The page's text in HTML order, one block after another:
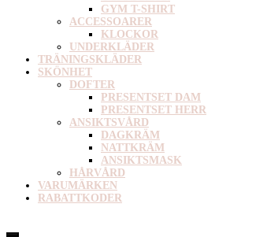
GYM T-SHIRT
ACCESSOARER
KLOCKOR
UNDERKLÄDER
TRÄNINGSKLÄDER
SKÖNHET
DOFTER
PRESENTSET DAM
PRESENTSET HERR
ANSIKTSVÅRD
DAGKRÄM
NATTKRÄM
ANSIKTSMASK
HÅRVÅRD
VARUMÄRKEN
RABATTKODER